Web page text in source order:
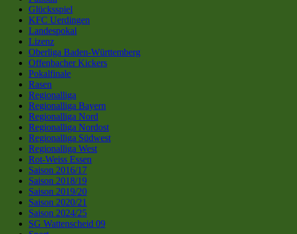
Glücksspiel
KFC Uerdingen
Landespokal
Lizenz
Oberliga Baden-Württemberg
Offenbacher Kickers
Pokalfinale
Rasen
Regionalliga
Regionalliga Bayern
Regionalliga Nord
Regionalliga Nordost
Regionalliga Südwest
Regionalliga West
Rot-Weiss Essen
Saison 2016/17
Saison 2018/19
Saison 2019/20
Saison 2020/21
Saison 2024/25
SG Wattenscheid 09